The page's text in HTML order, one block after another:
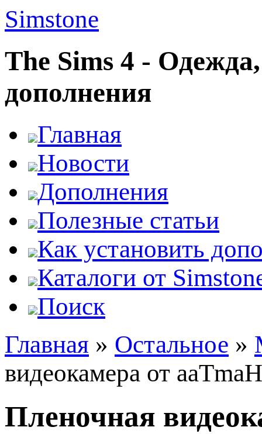
Simstone
The Sims 4 -
дополнения
Главная
Новости
Дополнения
Полезные статьи
Как установить
Каталоги от
Поиск
Главная » Остальное »
видеокамера от
Пленочная